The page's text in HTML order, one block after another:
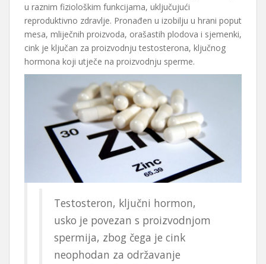
u raznim fiziološkim funkcijama, uključujući
reproduktivno zdravlje. Pronađen u izobilju u hrani poput
mesa, mliječnih proizvoda, orašastih plodova i sjemenki,
cink je ključan za proizvodnju testosterona, ključnog
hormona koji utječe na proizvodnju sperme.
Testosteron, ključni hormon,
usko je povezan s proizvodnjom
spermija, zbog čega je cink
neophodan za održavanje